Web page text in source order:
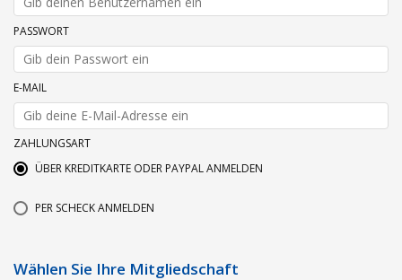
PASSWORT
E-MAIL
ZAHLUNGSART
ÜBER KREDITKARTE ODER PAYPAL ANMELDEN
PER SCHECK ANMELDEN
Wählen Sie Ihre Mitgliedschaft